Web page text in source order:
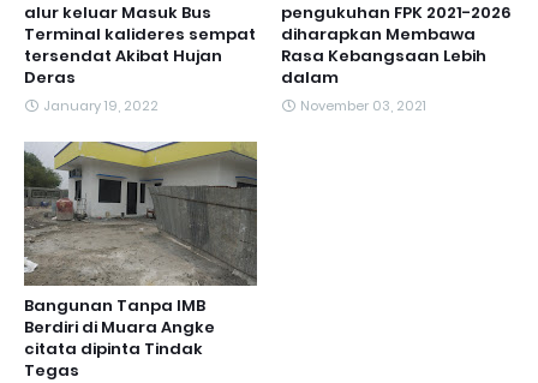
alur keluar Masuk Bus
Terminal kalideres sempat
tersendat Akibat Hujan
Deras
January 19, 2022
pengukuhan FPK 2021-2026
diharapkan Membawa
Rasa Kebangsaan Lebih
dalam
November 03, 2021
Bangunan Tanpa IMB
Berdiri di Muara Angke
citata dipinta Tindak
Tegas